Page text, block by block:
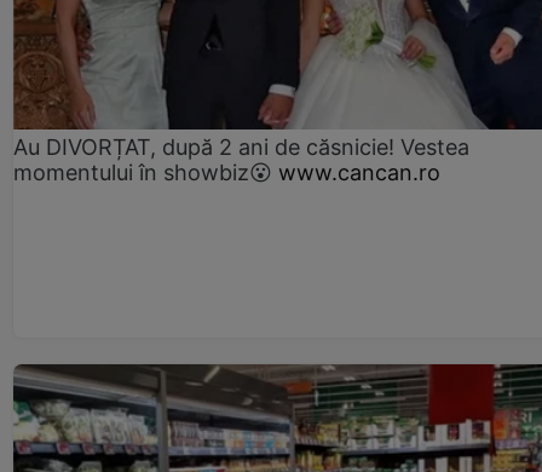
Au DIVORȚAT, după 2 ani de căsnicie! Vestea
momentului în showbiz😮 www.cancan.ro